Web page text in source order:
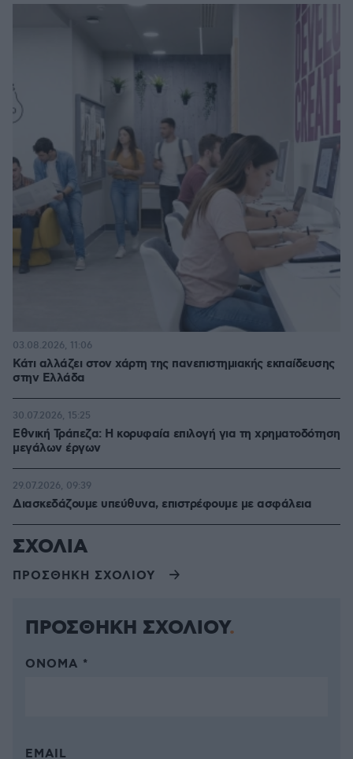
Κάτι αλλάζει στον χάρτη της πανεπιστημιακής εκπαίδευσης
στην Ελλάδα
03.08.2026, 11:06
Εθνική Τράπεζα: Η κορυφαία επιλογή για τη χρηματοδότηση
μεγάλων έργων
30.07.2026, 15:25
Διασκεδάζουμε υπεύθυνα, επιστρέφουμε με ασφάλεια
29.07.2026, 09:39
ΣΧΟΛΙΑ
ΠΡΟΣΘΗΚΗ ΣΧΟΛΙΟΥ
ΠΡΟΣΘΗΚΗ ΣΧΟΛΙΟΥ
ΌΝΟΜΑ *
EMAIL